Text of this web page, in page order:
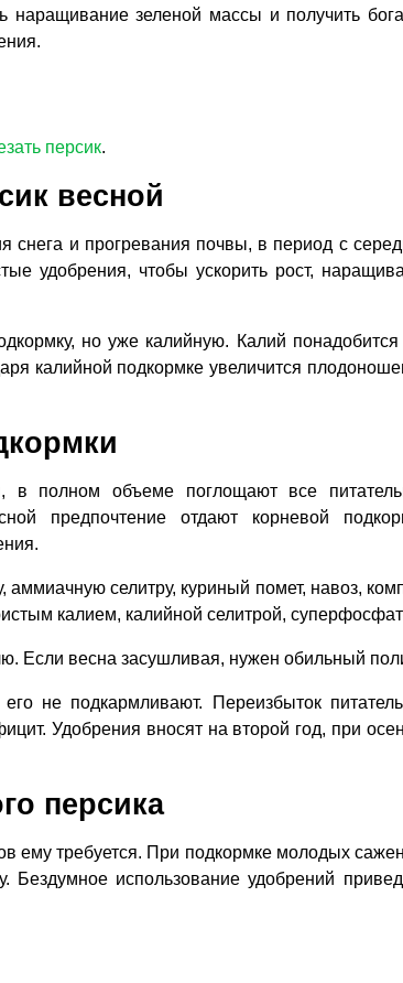
наращивание зеленой массы и получить
персик.
весной
снега и прогревания почвы, в период с
удобрения, чтобы ускорить рост,
но уже калийную. Калий понадобится
калийной подкормке увеличится
в полном объеме поглощают все
предпочтение отдают корневой
селитру, куриный помет, навоз,
калием, калийной селитрой,
Если весна засушливая, нужен обильный
не подкармливают. Переизбыток
Удобрения вносят на второй год, при
персика
ему требуется. При подкормке молодых
Бездумное использование удобрений